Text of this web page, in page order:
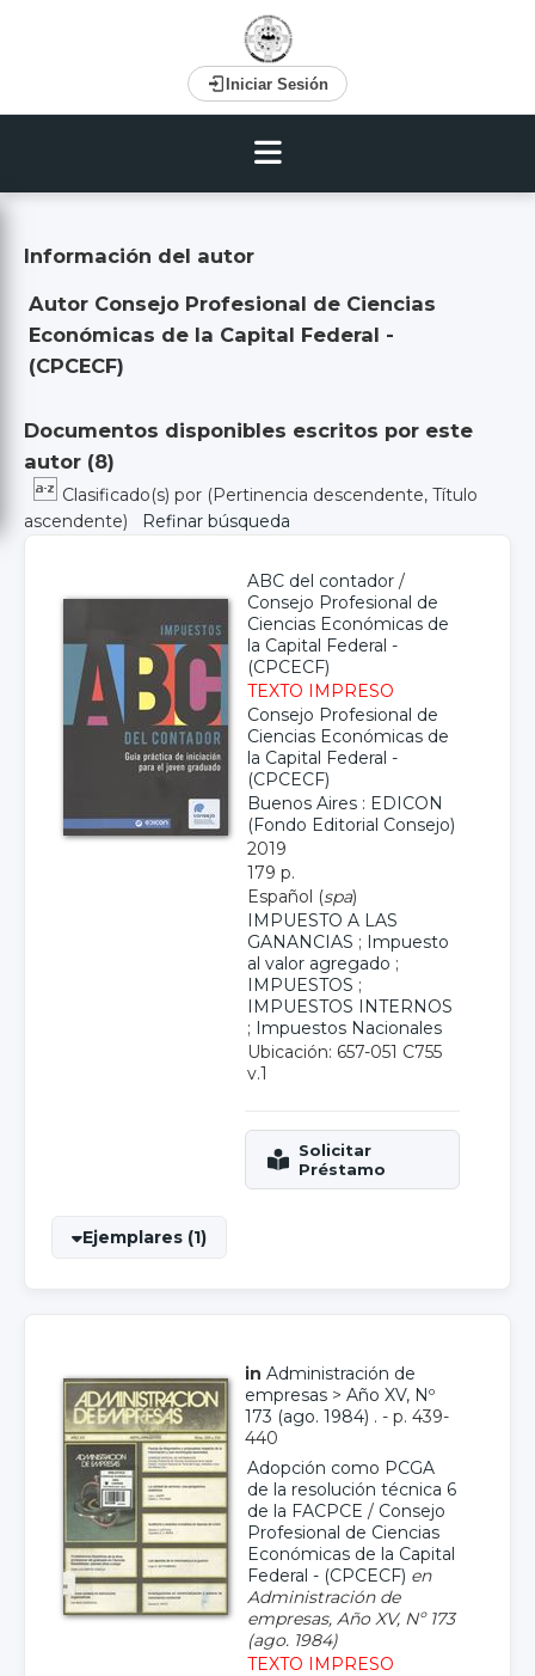
Iniciar Sesión
Información del autor
Autor Consejo Profesional de Ciencias
Económicas de la Capital Federal -
(CPCECF)
Documentos disponibles escritos por este
autor (8)
Clasificado(s) por (Pertinencia descendente, Título
ascendente)
Refinar búsqueda
ABC del contador /
Consejo Profesional de
Ciencias Económicas de
la Capital Federal -
(CPCECF)
TEXTO IMPRESO
Consejo Profesional de
Ciencias Económicas de
la Capital Federal -
(CPCECF)
Buenos Aires : EDICON
(Fondo Editorial Consejo)
2019
179 p.
Español (spa)
IMPUESTO A LAS
GANANCIAS ; Impuesto
al valor agregado ;
IMPUESTOS ;
IMPUESTOS INTERNOS
; Impuestos Nacionales
Ubicación: 657-051 C755
v.1
Ejemplares (1)
in Administración de
empresas > Año XV, Nº
173 (ago. 1984) . - p. 439-
440
Adopción como PCGA
de la resolución técnica 6
de la FACPCE / Consejo
Profesional de Ciencias
Económicas de la Capital
Federal - (CPCECF) en
Administración de
empresas, Año XV, Nº 173
(ago. 1984)
TEXTO IMPRESO